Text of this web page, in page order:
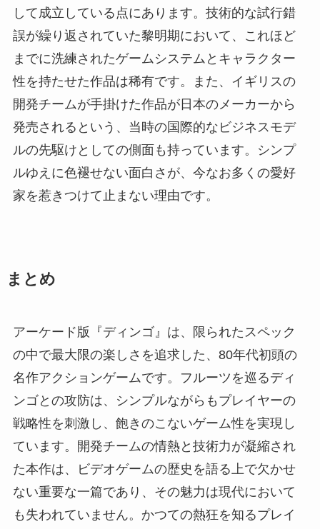
して成立している点にあります。技術的な試行錯
誤が繰り返されていた黎明期において、これほど
までに洗練されたゲームシステムとキャラクター
性を持たせた作品は稀有です。また、イギリスの
開発チームが手掛けた作品が日本のメーカーから
発売されるという、当時の国際的なビジネスモデ
ルの先駆けとしての側面も持っています。シンプ
ルゆえに色褪せない面白さが、今なお多くの愛好
家を惹きつけて止まない理由です。
まとめ
アーケード版『ディンゴ』は、限られたスペック
の中で最大限の楽しさを追求した、80年代初頭の
名作アクションゲームです。フルーツを巡るディ
ンゴとの攻防は、シンプルながらもプレイヤーの
戦略性を刺激し、飽きのこないゲーム性を実現し
ています。開発チームの情熱と技術力が凝縮され
た本作は、ビデオゲームの歴史を語る上で欠かせ
ない重要な一篇であり、その魅力は現代において
も失われていません。かつての熱狂を知るプレイ